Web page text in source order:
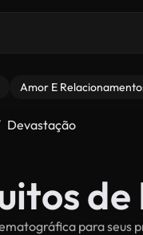
Amor E
Devastação
de
para seus